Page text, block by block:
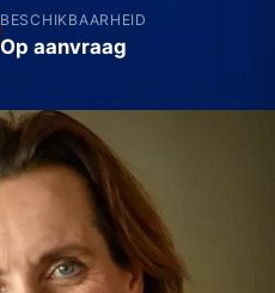
BESCHIKBAARHEID
Op aanvraag